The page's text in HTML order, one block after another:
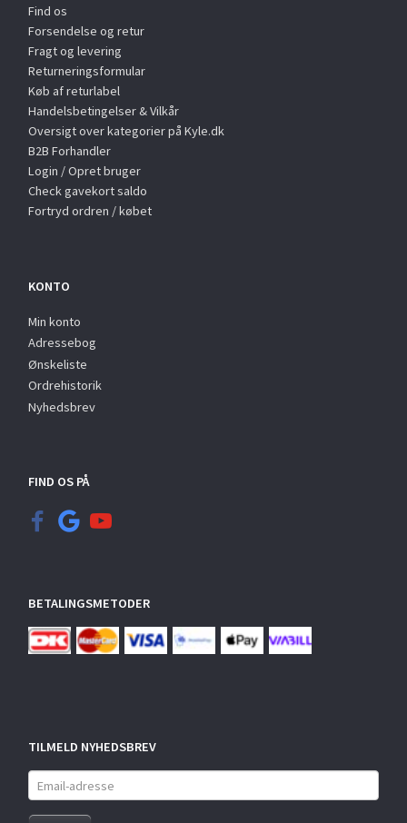
Find os
Forsendelse og retur
Fragt og levering
Returneringsformular
Køb af returlabel
Handelsbetingelser & Vilkår
Oversigt over kategorier på Kyle.dk
B2B Forhandler
Login / Opret bruger
Check gavekort saldo
Fortryd ordren / købet
KONTO
Min konto
Adressebog
Ønskeliste
Ordrehistorik
Nyhedsbrev
FIND OS PÅ
BETALINGSMETODER
TILMELD NYHEDSBREV
Email-
adresse